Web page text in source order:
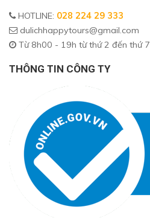
HOTLINE: 028 224 29 333
dulichhappytours@gmail.com
Từ 8h00 - 19h từ thứ 2 đến thứ 7
THÔNG TIN CÔNG TY